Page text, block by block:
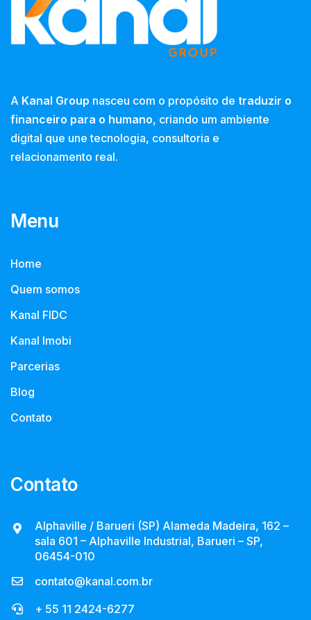
A Kanal Group nasceu com o propósito de traduzir o
financeiro para o humano, criando um ambiente
digital que une tecnologia, consultoria e
relacionamento real.
Menu
Home
Quem somos
Kanal FIDC
Kanal Imobi
Parcerias
Blog
Contato
Contato
Alphaville / Barueri (SP) Alameda Madeira, 162 –
sala 601 – Alphaville Industrial, Barueri – SP,
06454-010
contato@kanal.com.br
+ 55 11 2424-6277